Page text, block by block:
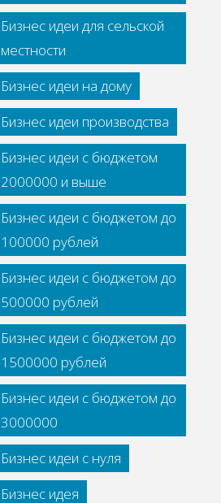
Бизнес идеи для сельской
местности
Бизнес идеи на дому
Бизнес идеи производства
Бизнес идеи с бюджетом
2000000 и выше
Бизнес идеи с бюджетом до
100000 рублей
Бизнес идеи с бюджетом до
500000 рублей
Бизнес идеи с бюджетом до
1500000 рублей
Бизнес идеи с бюджетом до
3000000
Бизнес идеи с нуля
Бизнес идея